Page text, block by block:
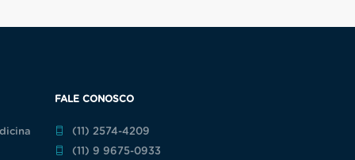
FALE CONOSCO
(11) 2574-4209
(11) 9 9675-0933